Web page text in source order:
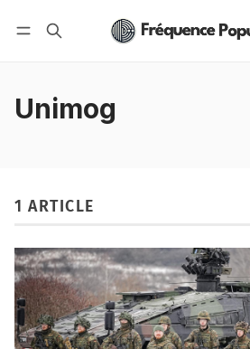
Nous soutenir
Unimog
1 ARTICLE